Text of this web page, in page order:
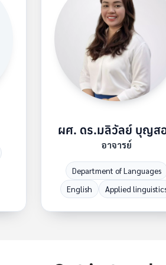
ผศ. ดร.มลิวัลย์ บุญส
อาจารย์
Department of Languages
English
Applied